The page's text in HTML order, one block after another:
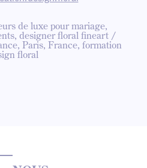
de luxe pour mariage,
designer floral fineart /
Paris, France, formation
floral